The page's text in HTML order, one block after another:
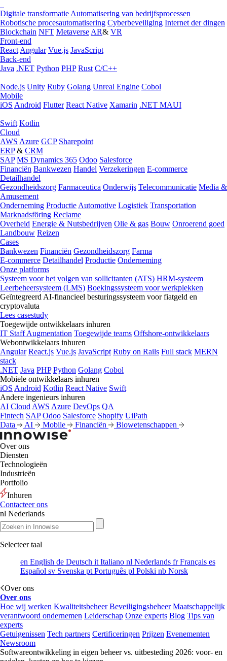
Digitale transformatie Automatisering van bedrijfsprocessen
Robotische procesautomatisering Cyberbeveiliging Internet der dingen
Blockchain NFT Metaverse AR& VR
Front-end
React Angular Vue.js JavaScript
Back-end
Java .NET Python PHP Rust C/C++
Node.js Unity Ruby Golang Unreal Engine Cobol
Mobile
iOS Android Flutter React Native Xamarin .NET MAUI
Swift Kotlin
Cloud
AWS Azure GCP Sharepoint
ERP& CRM
SAP MS Dynamics 365 Odoo Salesforce
Financiën Bankwezen Handel Verzekeringen E-commerce
Detailhandel
Gezondheidszorg Farmaceutica Onderwijs Telecommunicatie Media &
Amusement
Onderneming Productie Automotive Logistiek Transportation
Marknadsföring Reclame
Overheid Energie & Nutsbedrijven Olie & gas Bouw Onroerend goed
Landbouw Reizen
Cases
Bankwezen Financiën Gezondheidszorg Farma
E-commerce Detailhandel Productie Onderneming
Onze platforms
Systeem voor het volgen van sollicitanten (ATS) HRM-systeem
Leerbeheersysteem (LMS) Boekingssysteem voor werkplekken
Geïntegreerd AI-financieel besturingssysteem voor fiatgeld en
cryptovaluta
Lees casestudy
Toegewijde ontwikkelaars inhuren
IT Staff Augmentation Toegewijde teams Offshore-ontwikkelaars
Webontwikkelaars inhuren
Angular React.js Vue.js JavaScript Ruby on Rails Full stack MERN
stack
.NET Java PHP Python Golang Cobol
Mobiele ontwikkelaars inhuren
iOS Android Kotlin React Native Swift
Andere ingenieurs inhuren
AI Cloud AWS Azure DevOps QA
Fintech SAP Odoo Salesforce Shopify UiPath
Data
AI Mobile Financiën Biowetenschappen
Over ons
Diensten
Technologieën
Industrieën
Portfolio
Inhuren
Contacteer ons
nl Nederlands
Selecteer taal
en English de Deutsch it Italiano nl Nederlands frFrançais es
Español sv Svenska pt Português pl Polski nb Norsk
Over ons
Over ons
Hoe wij werken Kwaliteitsbeheer Beveiligingsbeheer Maatschappelijk
verantwoord ondernemen Leiderschap Onze experts Blog Tips van
experts
Getuigenissen Tech partners Certificeringen Prijzen Evenementen
Newsroom
Softwareontwikkeling in eigen beheer vs. uitbesteding 2026: voor- en